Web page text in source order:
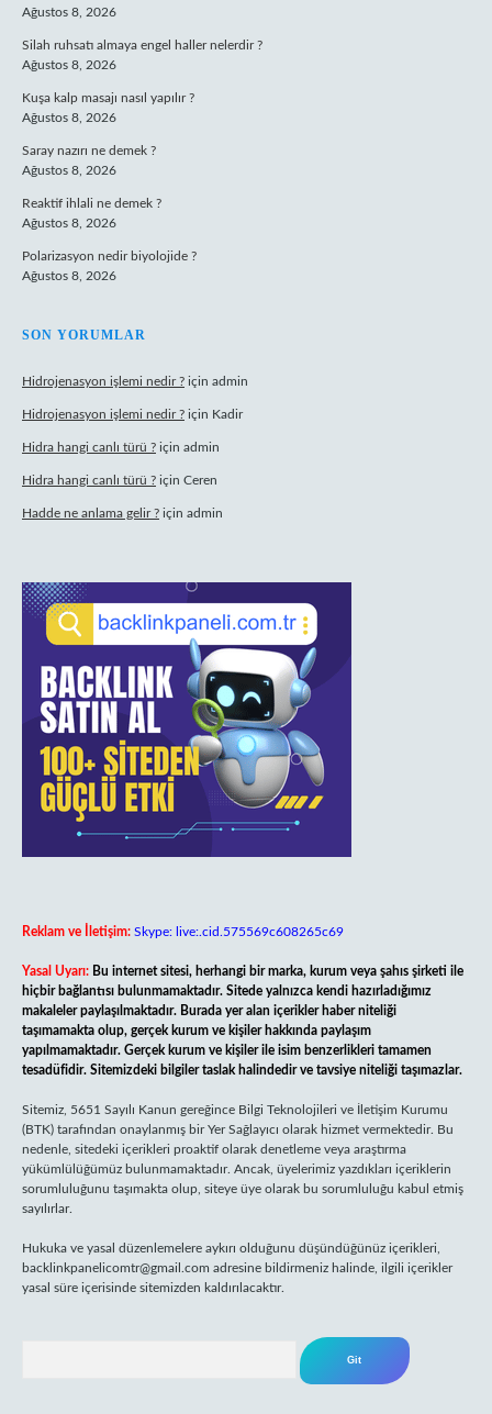
Ağustos 8, 2026
Silah ruhsatı almaya engel haller nelerdir ?
Ağustos 8, 2026
Kuşa kalp masajı nasıl yapılır ?
Ağustos 8, 2026
Saray nazırı ne demek ?
Ağustos 8, 2026
Reaktif ihlali ne demek ?
Ağustos 8, 2026
Polarizasyon nedir biyolojide ?
Ağustos 8, 2026
SON YORUMLAR
Hidrojenasyon işlemi nedir ? için admin
Hidrojenasyon işlemi nedir ? için Kadir
Hidra hangi canlı türü ? için admin
Hidra hangi canlı türü ? için Ceren
Hadde ne anlama gelir ? için admin
Reklam ve İletişim: Skype: live:.cid.575569c608265c69
Yasal Uyarı: Bu internet sitesi, herhangi bir marka, kurum veya şahıs şirketi ile
hiçbir bağlantısı bulunmamaktadır. Sitede yalnızca kendi hazırladığımız
makaleler paylaşılmaktadır. Burada yer alan içerikler haber niteliği
taşımamakta olup, gerçek kurum ve kişiler hakkında paylaşım
yapılmamaktadır. Gerçek kurum ve kişiler ile isim benzerlikleri tamamen
tesadüfidir. Sitemizdeki bilgiler taslak halindedir ve tavsiye niteliği taşımazlar.
Sitemiz, 5651 Sayılı Kanun gereğince Bilgi Teknolojileri ve İletişim Kurumu
(BTK) tarafından onaylanmış bir Yer Sağlayıcı olarak hizmet vermektedir. Bu
nedenle, sitedeki içerikleri proaktif olarak denetleme veya araştırma
yükümlülüğümüz bulunmamaktadır. Ancak, üyelerimiz yazdıkları içeriklerin
sorumluluğunu taşımakta olup, siteye üye olarak bu sorumluluğu kabul etmiş
sayılırlar.
Hukuka ve yasal düzenlemelere aykırı olduğunu düşündüğünüz içerikleri,
backlinkpanelicomtr@gmail.com adresine bildirmeniz halinde, ilgili içerikler
yasal süre içerisinde sitemizden kaldırılacaktır.